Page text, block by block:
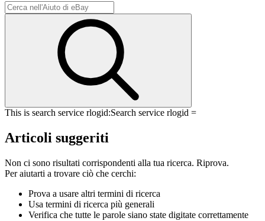
This is search service rlogid:Search service rlogid =
Articoli suggeriti
Non ci sono risultati corrispondenti alla tua ricerca. Riprova.
Per aiutarti a trovare ciò che cerchi:
Prova a usare altri termini di ricerca
Usa termini di ricerca più generali
Verifica che tutte le parole siano state digitate correttamente